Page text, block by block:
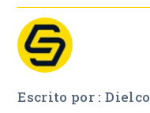
Escrito por : Dielco